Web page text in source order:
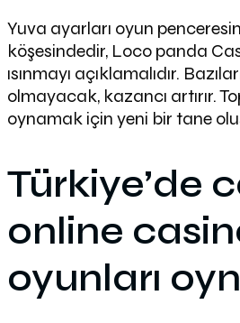
Yuva ayarları oyun
köşesindedir, Loco panda
ısınmayı açıklamalıdır.
olmayacak, kazancı artırır.
oynamak için yeni bir tane
Türkiye’de
online
oyunları